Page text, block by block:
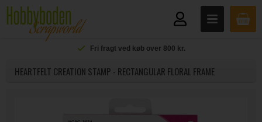
Fri fragt ved køb over 800 kr.
HEARTFELT CREATION STAMP - RECTANGULAR FLORAL FRAME